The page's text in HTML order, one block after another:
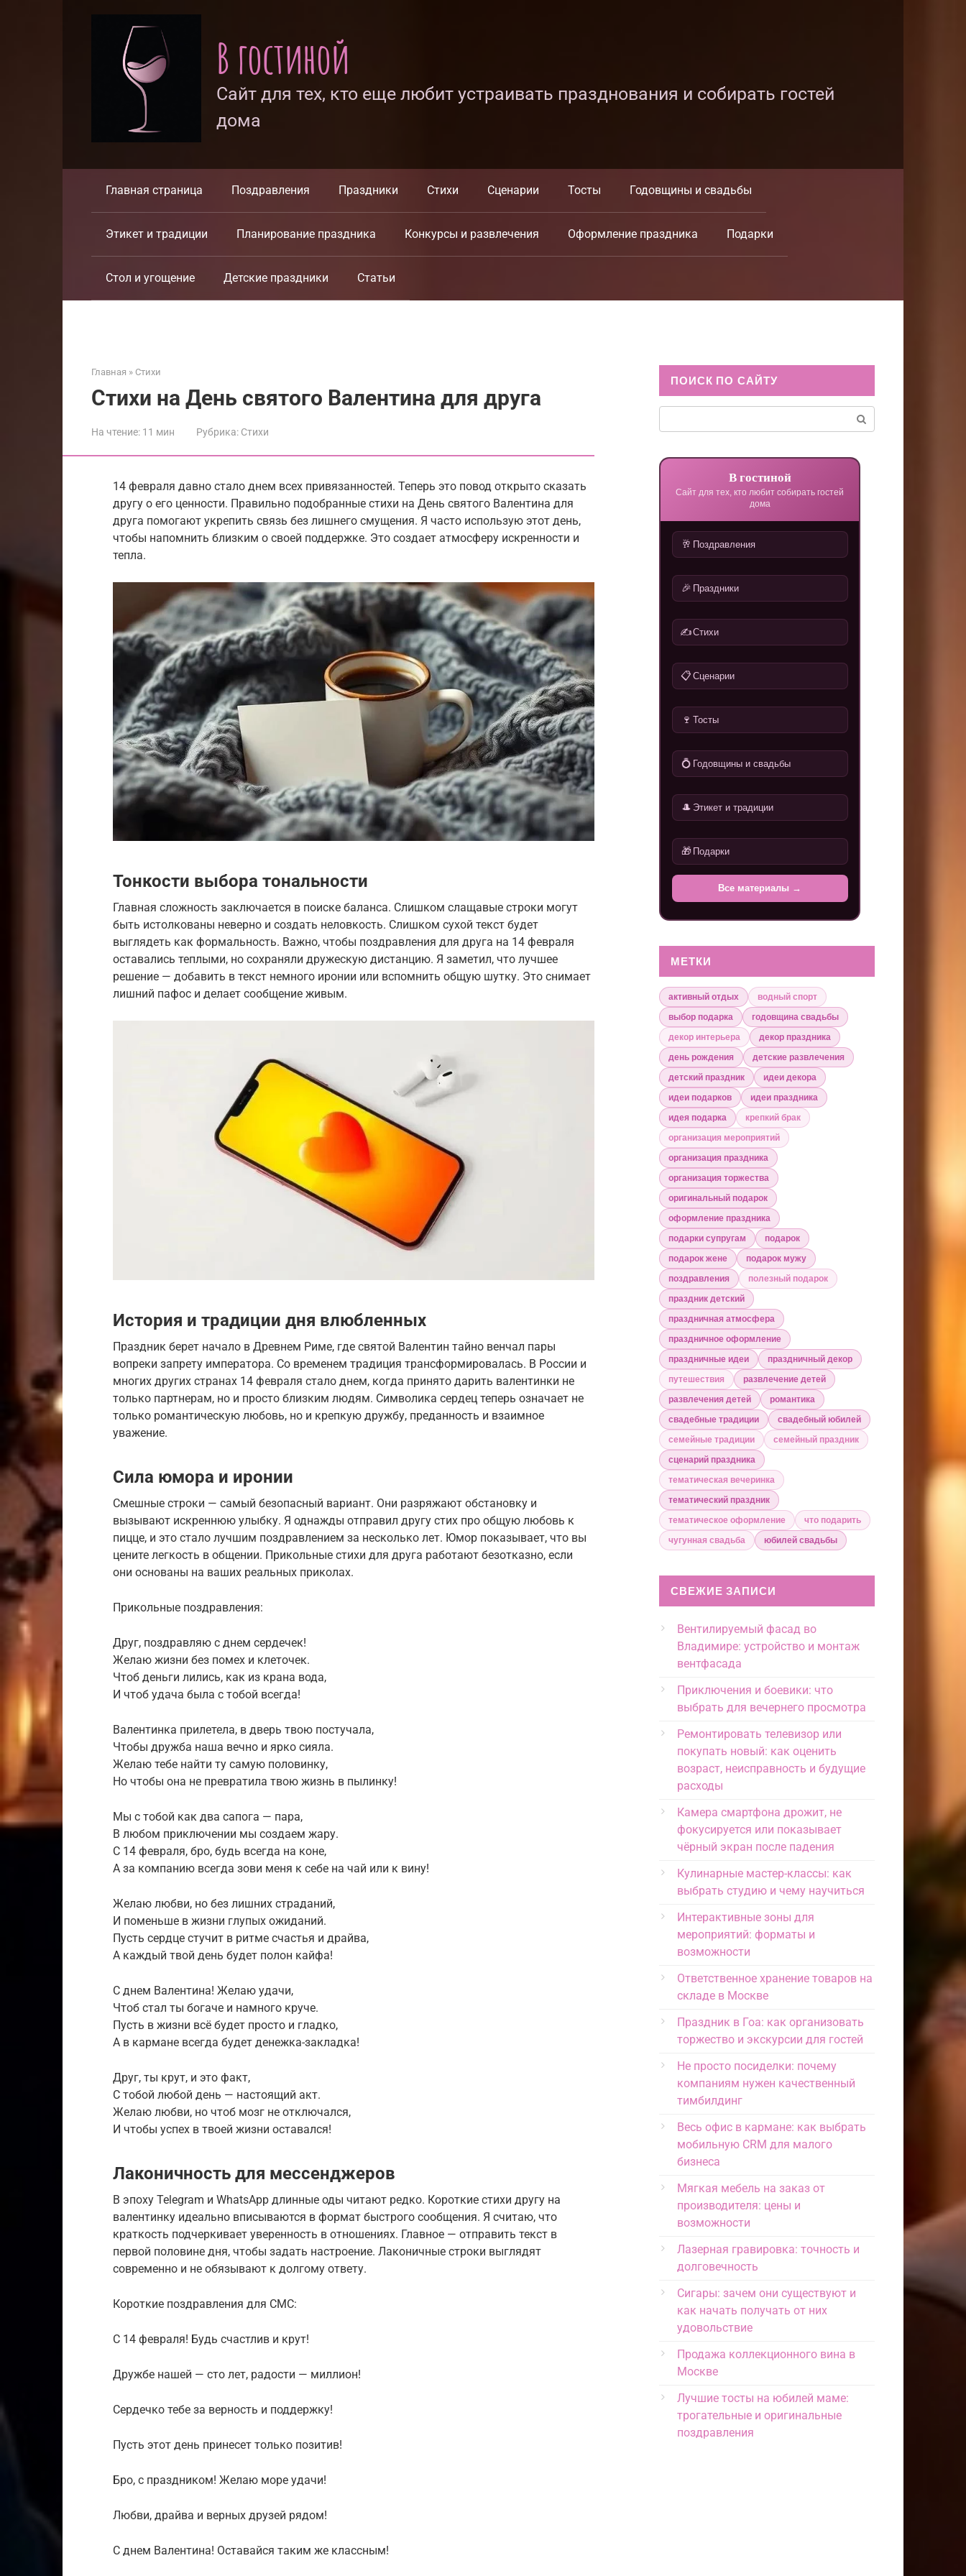
В гостиной
Сайт для тех, кто еще любит устраивать празднования и собирать гостей
дома
Главная страница Поздравления Праздники Стихи Сценарии Тосты Годовщины и свадьбы
Этикет и традиции Планирование праздника Конкурсы и развлечения Оформление праздника Подарки
Стол и угощение Детские праздники Статьи
Главная » Стихи
Стихи на День святого Валентина для друга
На чтение: 11 мин Рубрика: Стихи
14 февраля давно стало днем всех привязанностей. Теперь это повод открыто сказать
другу о его ценности. Правильно подобранные стихи на День святого Валентина для
друга помогают укрепить связь без лишнего смущения. Я часто использую этот день,
чтобы напомнить близким о своей поддержке. Это создает атмосферу искренности и
тепла.
Тонкости выбора тональности
Главная сложность заключается в поиске баланса. Слишком слащавые строки могут
быть истолкованы неверно и создать неловкость. Слишком сухой текст будет
выглядеть как формальность. Важно, чтобы поздравления для друга на 14 февраля
оставались теплыми, но сохраняли дружескую дистанцию. Я заметил, что лучшее
решение — добавить в текст немного иронии или вспомнить общую шутку. Это снимает
лишний пафос и делает сообщение живым.
История и традиции дня влюбленных
Праздник берет начало в Древнем Риме, где святой Валентин тайно венчал пары
вопреки запрету императора. Со временем традиция трансформировалась. В России и
многих других странах 14 февраля стало днем, когда принято дарить валентинки не
только партнерам, но и просто близким людям. Символика сердец теперь означает не
только романтическую любовь, но и крепкую дружбу, преданность и взаимное
уважение.
Сила юмора и иронии
Смешные строки — самый безопасный вариант. Они разряжают обстановку и
вызывают искреннюю улыбку. Я однажды отправил другу стих про общую любовь к
пицце, и это стало лучшим поздравлением за несколько лет. Юмор показывает, что вы
цените легкость в общении. Прикольные стихи для друга работают безотказно, если
они основаны на ваших реальных приколах.
Прикольные поздравления:
Друг, поздравляю с днем сердечек!
Желаю жизни без помех и клеточек.
Чтоб деньги лились, как из крана вода,
И чтоб удача была с тобой всегда!
Валентинка прилетела, в дверь твою постучала,
Чтобы дружба наша вечно и ярко сияла.
Желаю тебе найти ту самую половинку,
Но чтобы она не превратила твою жизнь в пылинку!
Мы с тобой как два сапога — пара,
В любом приключении мы создаем жару.
С 14 февраля, бро, будь всегда на коне,
А за компанию всегда зови меня к себе на чай или к вину!
Желаю любви, но без лишних страданий,
И поменьше в жизни глупых ожиданий.
Пусть сердце стучит в ритме счастья и драйва,
А каждый твой день будет полон кайфа!
С днем Валентина! Желаю удачи,
Чтоб стал ты богаче и намного круче.
Пусть в жизни всё будет просто и гладко,
А в кармане всегда будет денежка-закладка!
Друг, ты крут, и это факт,
С тобой любой день — настоящий акт.
Желаю любви, но чтоб мозг не отключался,
И чтобы успех в твоей жизни оставался!
Лаконичность для мессенджеров
В эпоху Telegram и WhatsApp длинные оды читают редко. Короткие стихи другу на
валентинку идеально вписываются в формат быстрого сообщения. Я считаю, что
краткость подчеркивает уверенность в отношениях. Главное — отправить текст в
первой половине дня, чтобы задать настроение. Лаконичные строки выглядят
современно и не обязывают к долгому ответу.
Короткие поздравления для СМС:
С 14 февраля! Будь счастлив и крут!
Дружбе нашей — сто лет, радости — миллион!
Сердечко тебе за верность и поддержку!
Пусть этот день принесет только позитив!
Бро, с праздником! Желаю море удачи!
Любви, драйва и верных друзей рядом!
С днем Валентина! Оставайся таким же классным!
ПОИСК ПО САЙТУ
В гостиной
Сайт для тех, кто любит собирать гостей
дома
🥂 Поздравления
🎉 Праздники
✍️Стихи
📋 Сценарии
🍷 Тосты
💍 Годовщины и свадьбы
🎩 Этикет и традиции
🎁 Подарки
Все материалы →
МЕТКИ
активный отдых
водный спорт
выбор подарка
годовщина свадьбы
декор интерьера
декор праздника
день рождения
детские развлечения
детский праздник
идеи декора
идеи подарков
идеи праздника
идея подарка
крепкий брак
организация мероприятий
организация праздника
организация торжества
оригинальный подарок
оформление праздника
подарки супругам
подарок
подарок жене
подарок мужу
поздравления
полезный подарок
праздник детский
праздничная атмосфера
праздничное оформление
праздничные идеи
праздничный декор
путешествия
развлечение детей
развлечения детей
романтика
свадебные традиции
свадебный юбилей
семейные традиции
семейный праздник
сценарий праздника
тематическая вечеринка
тематический праздник
тематическое оформление
что подарить
чугунная свадьба
юбилей свадьбы
СВЕЖИЕ ЗАПИСИ
Вентилируемый фасад во
Владимире: устройство и монтаж
вентфасада
Приключения и боевики: что
выбрать для вечернего просмотра
Ремонтировать телевизор или
покупать новый: как оценить
возраст, неисправность и будущие
расходы
Камера смартфона дрожит, не
фокусируется или показывает
чёрный экран после падения
Кулинарные мастер-классы: как
выбрать студию и чему научиться
Интерактивные зоны для
мероприятий: форматы и
возможности
Ответственное хранение товаров на
складе в Москве
Праздник в Гоа: как организовать
торжество и экскурсии для гостей
Не просто посиделки: почему
компаниям нужен качественный
тимбилдинг
Весь офис в кармане: как выбрать
мобильную CRM для малого
бизнеса
Мягкая мебель на заказ от
производителя: цены и
возможности
Лазерная гравировка: точность и
долговечность
Сигары: зачем они существуют и
как начать получать от них
удовольствие
Продажа коллекционного вина в
Москве
Лучшие тосты на юбилей маме:
трогательные и оригинальные
поздравления